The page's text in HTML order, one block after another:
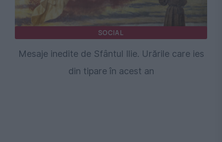
SOCIAL
Mesaje inedite de Sfântul Ilie. Urările care ies
din tipare în acest an